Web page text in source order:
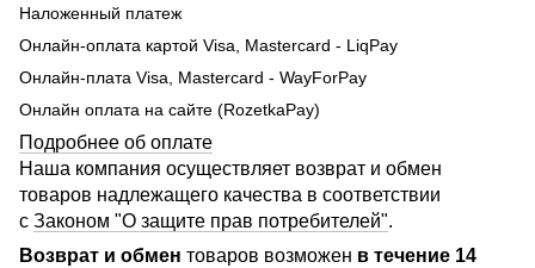
Наложенный платеж
Онлайн-оплата картой Visa, Mastercard - LiqPay
Онлайн-плата Visa, Mastercard - WayForPay
Онлайн оплата на сайте (RozetkaPay)
Подробнее об оплате
Наша компания осуществляет возврат и обмен
товаров надлежащего качества в соответствии
с Законом "О защите прав потребителей".
Возврат и обмен товаров возможен в течение 14